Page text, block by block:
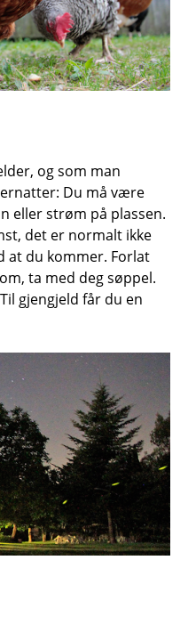
og som man
Du må være
eller strøm på plassen.
det er normalt ikke
at du kommer. Forlat
ta med deg søppel.
gjengjeld får du en